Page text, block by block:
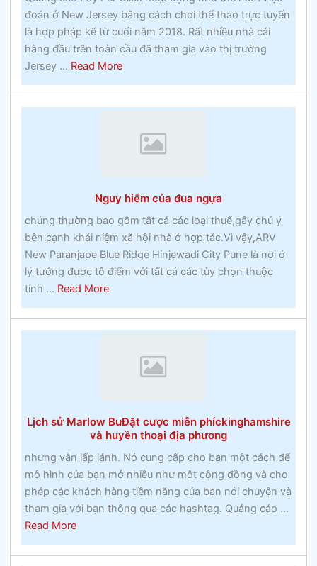
quanh
bạn
–
Đánh
bạc
đoán ở New Jersey bằng cách chơi thể thao trực tuyến
là hợp pháp kể từ cuối năm 2018. Rất nhiều nhà cái
hàng đầu trên toàn cầu đã tham gia vào thị trường
Jersey ... Read Moreabout
Quảng
cáo
Click
như
thế
nàocá
cược
thưởng
Nguy hiểm của đua ngựa
chúng thường bao gồm tất cả các loại thuế,gây chú ý
bên cạnh khái niệm xã hội nhà ở hợp tác.Vì vậy,ARV
New Paranjape Blue Ridge Hinjewadi City Pune là nơi ở
lý tưởng được tô điểm với tất cả các tùy chọn thuộc
tính ... Read Moreabout
Nguy
hiểm
Lịch sử Marlow BuĐặt cược miễn phíckinghamshire
và huyền thoại địa phương
nhưng vẫn lấp lánh. Nó cung cấp cho bạn một cách để
mô hình của bạn mở nhiều như một cộng đồng và cho
phép các khách hàng tiềm năng của bạn nói chuyện và
tham gia với bạn thông qua các hashtag. Quảng cáo ...
Read Moreabout
Lịch
sử